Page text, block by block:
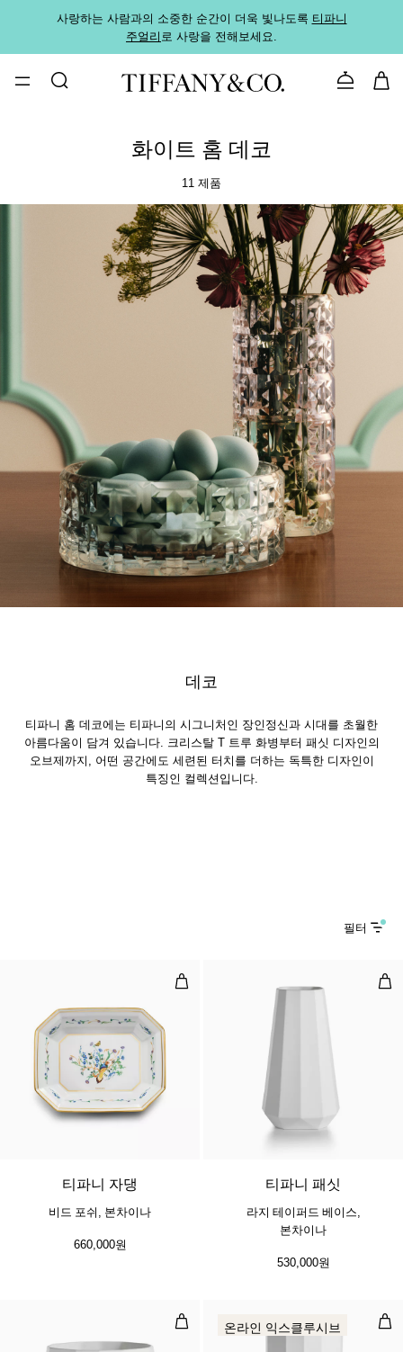
사랑하는 사람과의 소중한 순간이 더욱 빛나도록 티파니
주얼리로 사랑을 전해보세요.
문의하기
화이트 홈 데코
11 제품
데코
티파니 홈 데코에는 티파니의 시그니처인 장인정신과 시대를 초월한
아름다움이 담겨 있습니다. 크리스탈 T 트루 화병부터 패싯 디자인의
오브제까지, 어떤 공간에도 세련된 터치를 더하는 독특한 디자인이
특징인 컬렉션입니다.
필터
비드 포쉬, 본차이나
2 색상
티파니 자댕
비드 포쉬, 본차이나
660,000원
라
티파니 패싯
라지 테이퍼드 베이스,
본차이나
530,000원
와이드 테이퍼드 베이스, 본차이나
라
온라인 익스클루시브